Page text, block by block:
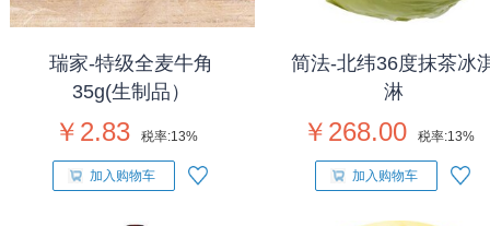
瑞家-特级全麦牛角
35g(生制品）
￥2.83 税率:13%
加入购物车
简法-北纬36度抹茶冰
淋
￥268.00 税率:13%
加入购物车